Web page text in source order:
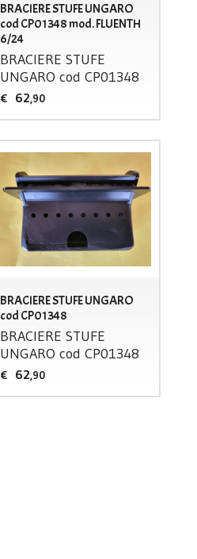
BRACIERE STUFE UNGARO
cod CP01348 mod. FLUENTH
6/24
BRACIERE STUFE
UNGARO cod CP01348
€ 62,90
BRACIERE STUFE UNGARO
cod CP01348
BRACIERE STUFE
UNGARO cod CP01348
€ 62,90